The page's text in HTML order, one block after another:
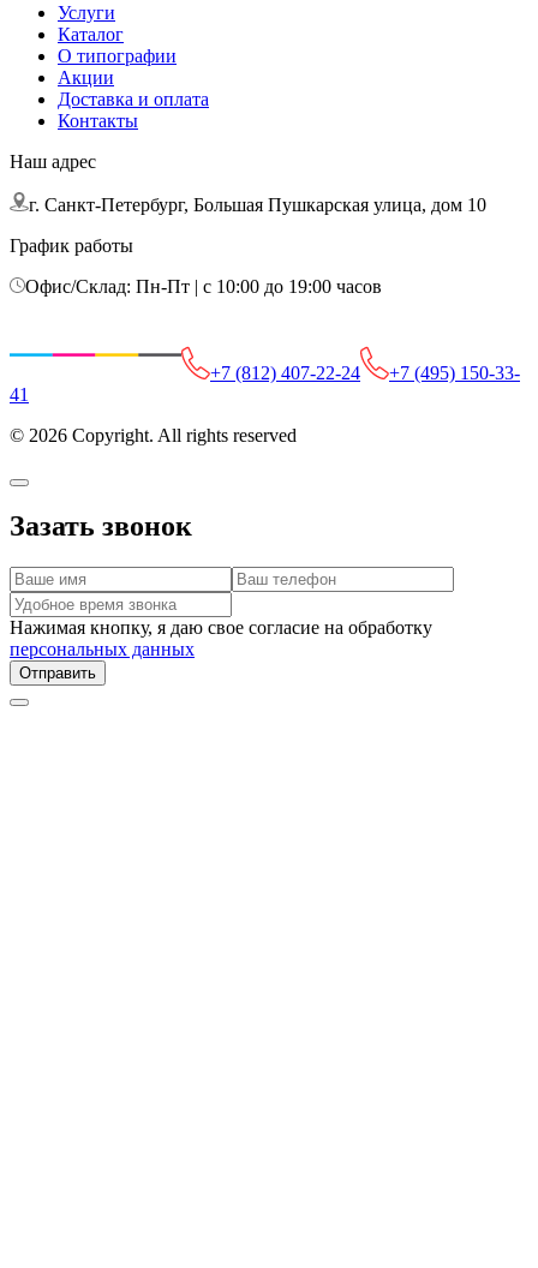
Услуги
Каталог
О типографии
Акции
Доставка и оплата
Контакты
Наш адрес
г. Санкт-Петербург, Большая Пушкарская улица, дом 10
График работы
Офис/Склад: Пн-Пт | с 10:00 до 19:00 часов
+7 (812) 407-22-24
+7 (495) 150-33-
41
© 2026 Copyright. All rights reserved
Зазать звонок
Нажимая кнопку, я даю свое согласие на обработку
персональных данных
Отправить